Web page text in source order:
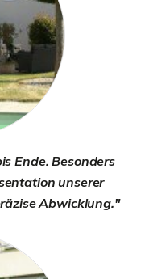
Ende. Besonders
unserer
Abwicklung."